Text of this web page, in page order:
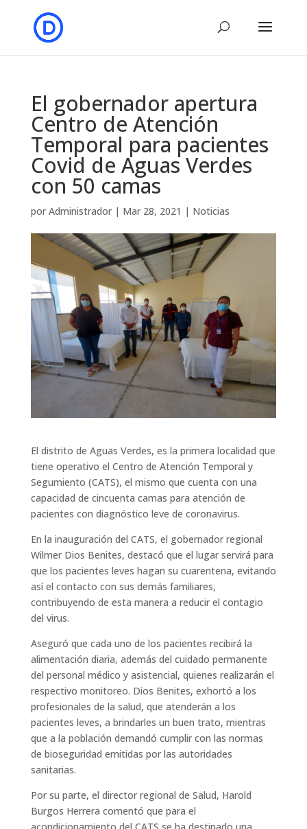
El gobernador apertura
Centro de Atención
Temporal para pacientes
Covid de Aguas Verdes
con 50 camas
por Administrador| Mar 28, 2021 | Noticias
El distrito de Aguas Verdes, es la primera localidad que
tiene operativo el Centro de Atención Temporal y
Segumiento (CATS), el mismo que cuenta con una
capacidad de cincuenta camas para atención de
pacientes con diagnóstico leve de coronavirus.
En la inauguración del CATS, el gobernador regional
Wilmer Dios Benites, destacó que el lugar servirá para
que los pacientes leves hagan su cuarentena, evitando
así el contacto con sus demás familiares,
contribuyendo de esta manera a reducir el contagio
del virus.
Aseguró que cada uno de los pacientes recibirá la
alimentación diaria, además del cuidado permanente
del personal médico y asistencial, quienes realizarán el
respectivo monitoreo. Dios Benites, exhortó a los
profesionales de la salud, que atenderán a los
pacientes leves, a brindarles un buen trato, mientras
que a la población demandó cumplir con las normas
de bioseguridad emitidas por las autoridades
sanitarias.
Por su parte, el director regional de Salud, Harold
Burgos Herrera comentó que para el